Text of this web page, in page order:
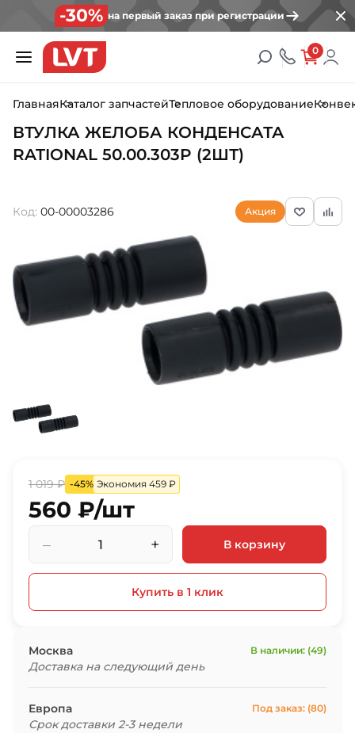
-30% на первый заказ при регистрации
0
ГлавнаяКаталог запчастейТепловое оборудование
ВТУЛКА ЖЕЛОБА КОНДЕНСАТА
RATIONAL 50.00.303P (2ШТ)
Код: 00-00003286 Акция
1 019 ₽ -45% Экономия 459 ₽
560 ₽/шт
– + В корзину
Купить в 1 клик
Москва В наличии: (49)
Доставка на следующий день
Европа Под заказ: (80)
Срок доставки 2-3 недели